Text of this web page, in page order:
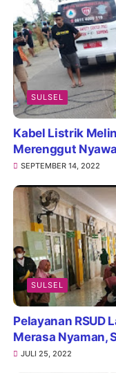
SULSEL
Kabel Listrik
Merenggut
SEPTEMBER 14, 2022
SULSEL
Pelayanan RSUD
Merasa Nyaman,
JULI 25, 2022